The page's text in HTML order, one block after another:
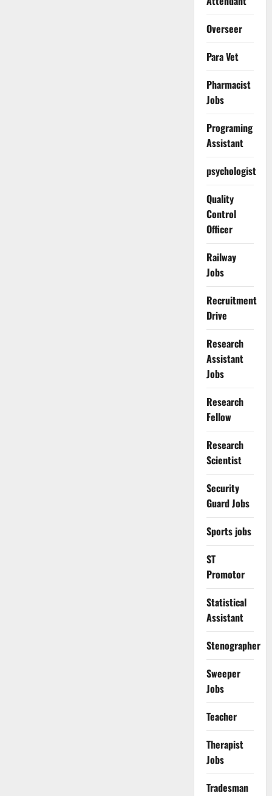
Overseer
Para Vet
Pharmacist
Jobs
Programing
Assistant
psychologist
Quality
Control
Officer
Railway
Jobs
Recruitment
Drive
Research
Assistant
Jobs
Research
Fellow
Research
Scientist
Security
Guard Jobs
Sports jobs
ST
Promotor
Statistical
Assistant
Stenographer
Sweeper
Jobs
Teacher
Therapist
Jobs
Tradesman